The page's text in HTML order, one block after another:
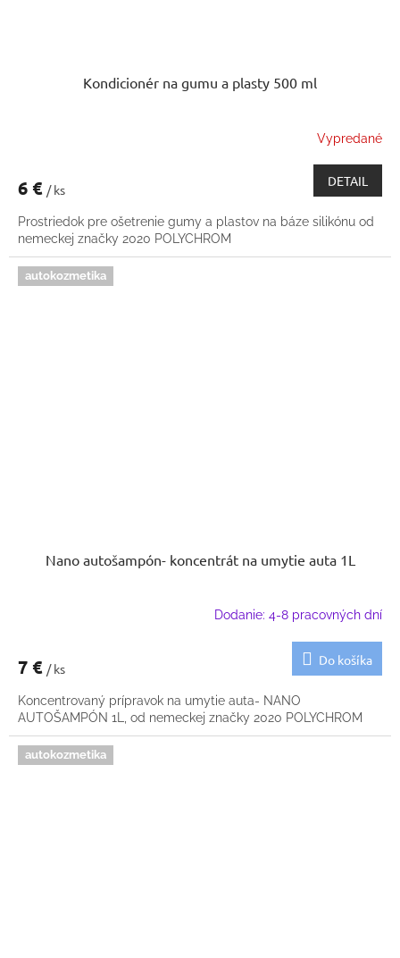
Kondicionér na gumu a plasty 500 ml
Vypredané
6 € / ks
DETAIL
Prostriedok pre ošetrenie gumy a plastov na báze silikónu od
nemeckej značky 2020 POLYCHROM
autokozmetika
Nano autošampón- koncentrát na umytie auta 1L
Dodanie: 4-8 pracovných dní
7 € / ks
Do košíka
Koncentrovaný prípravok na umytie auta- NANO
AUTOŠAMPÓN 1L, od nemeckej značky 2020 POLYCHROM
autokozmetika